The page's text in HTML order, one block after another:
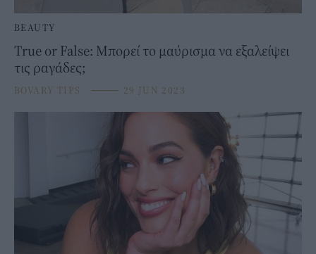
BEAUTY
True or False: Μπορεί το μαύρισμα να εξαλείψει
τις ραγάδες;
BOVARY TIPS ⸻ 29 JUN 2023